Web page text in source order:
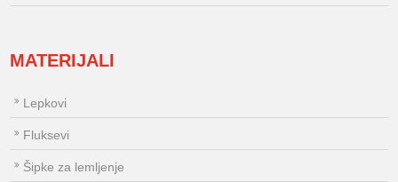
MATERIJALI
Lepkovi
Fluksevi
Šipke za lemljenje